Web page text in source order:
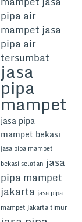
pipa air
mampet jasa
pipa air
tersumbat
jasa
pipa
mampet
jasa pipa
mampet bekasi
jasa pipa mampet
bekasi selatan jasa
pipa mampet
jakarta jasa pipa
mampet jakarta timur